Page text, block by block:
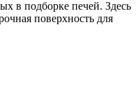
в подборке печей. Здесь
поверхность для